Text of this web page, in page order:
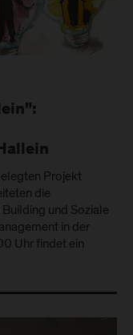
Projekt
die
und Soziale
in der
Uhr findet ein